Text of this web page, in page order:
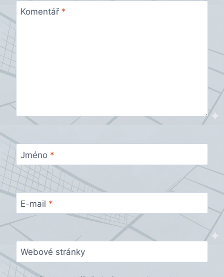
Komentář *
Jméno *
E-mail *
Webové stránky